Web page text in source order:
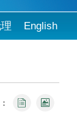
English